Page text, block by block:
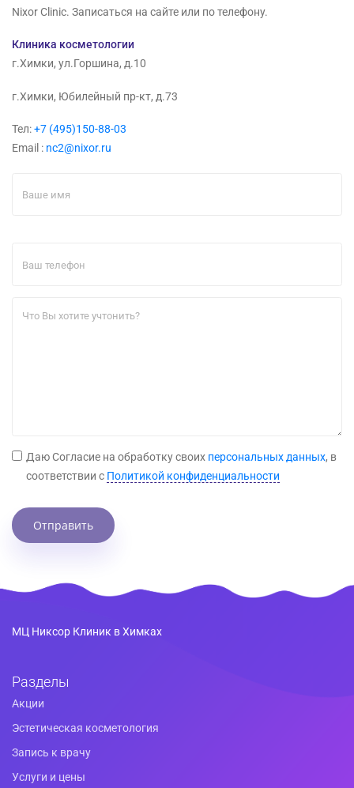
Nixor Clinic. Записаться на сайте или по телефону.
Клиника косметологии
г.Химки, ул.Горшина, д.10
г.Химки, Юбилейный пр-кт, д.73
Тел:+7 (495)150-88-03
Email : nc2@nixor.ru
Даю Cогласие на обработку своих персональных данных, в
соответствии с Политикой конфиденциальности
Отправить
МЦ Никсор Клиник в Химках
Разделы
Акции
Эстетическая косметология
Запись к врачу
Услуги и цены